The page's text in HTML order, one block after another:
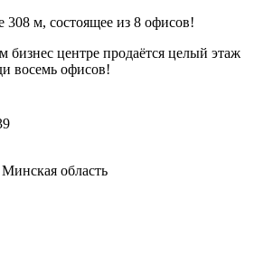
308 м, состоящее из 8 офисов!
центре продаётся целый этаж
восемь офисов!
область